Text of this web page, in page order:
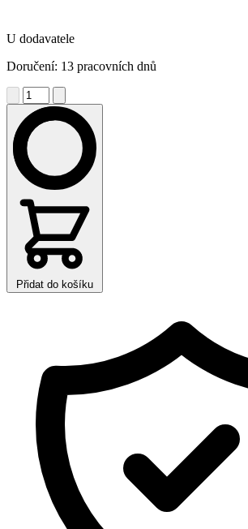
U dodavatele
Doručení: 13 pracovních dnů
Přidat do košíku